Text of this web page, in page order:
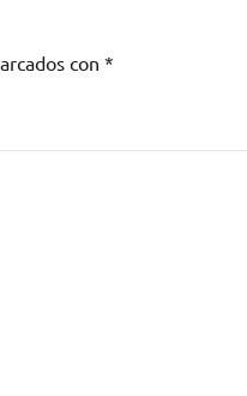
con *